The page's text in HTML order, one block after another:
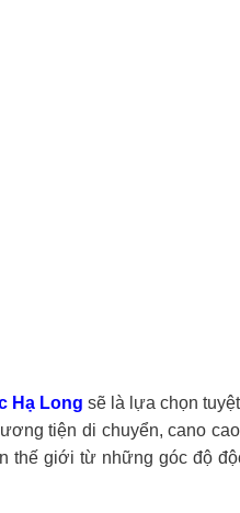
Hạ Long sẽ là lựa chọn
tiện di chuyển, cano
thế giới từ những góc độ